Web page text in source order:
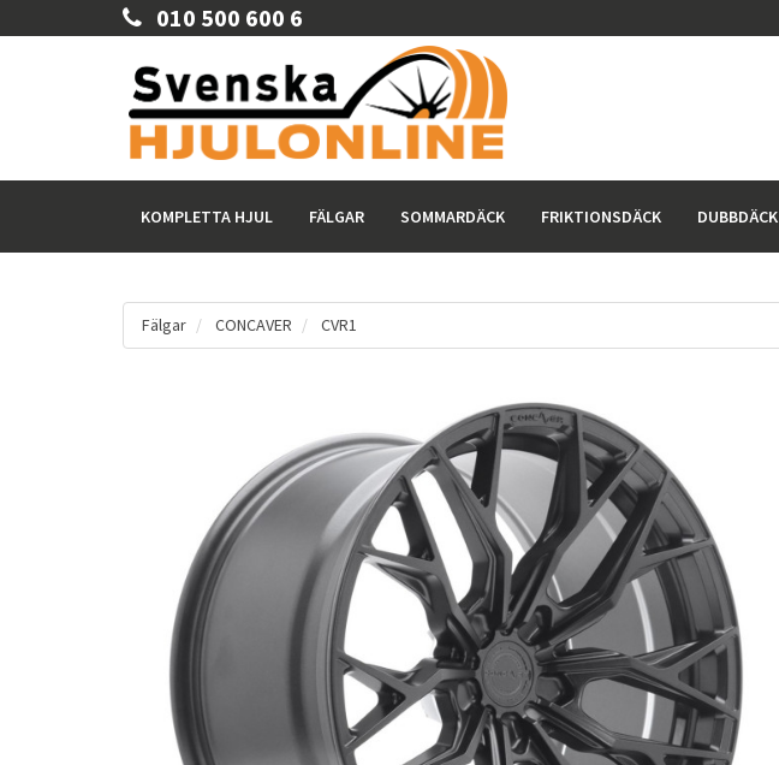
010 500 600 6
KOMPLETTA HJUL FÄLGAR SOMMARDÄCK FRIKTIONSDÄCK DUBBDÄCK
Fälgar CONCAVER CVR1